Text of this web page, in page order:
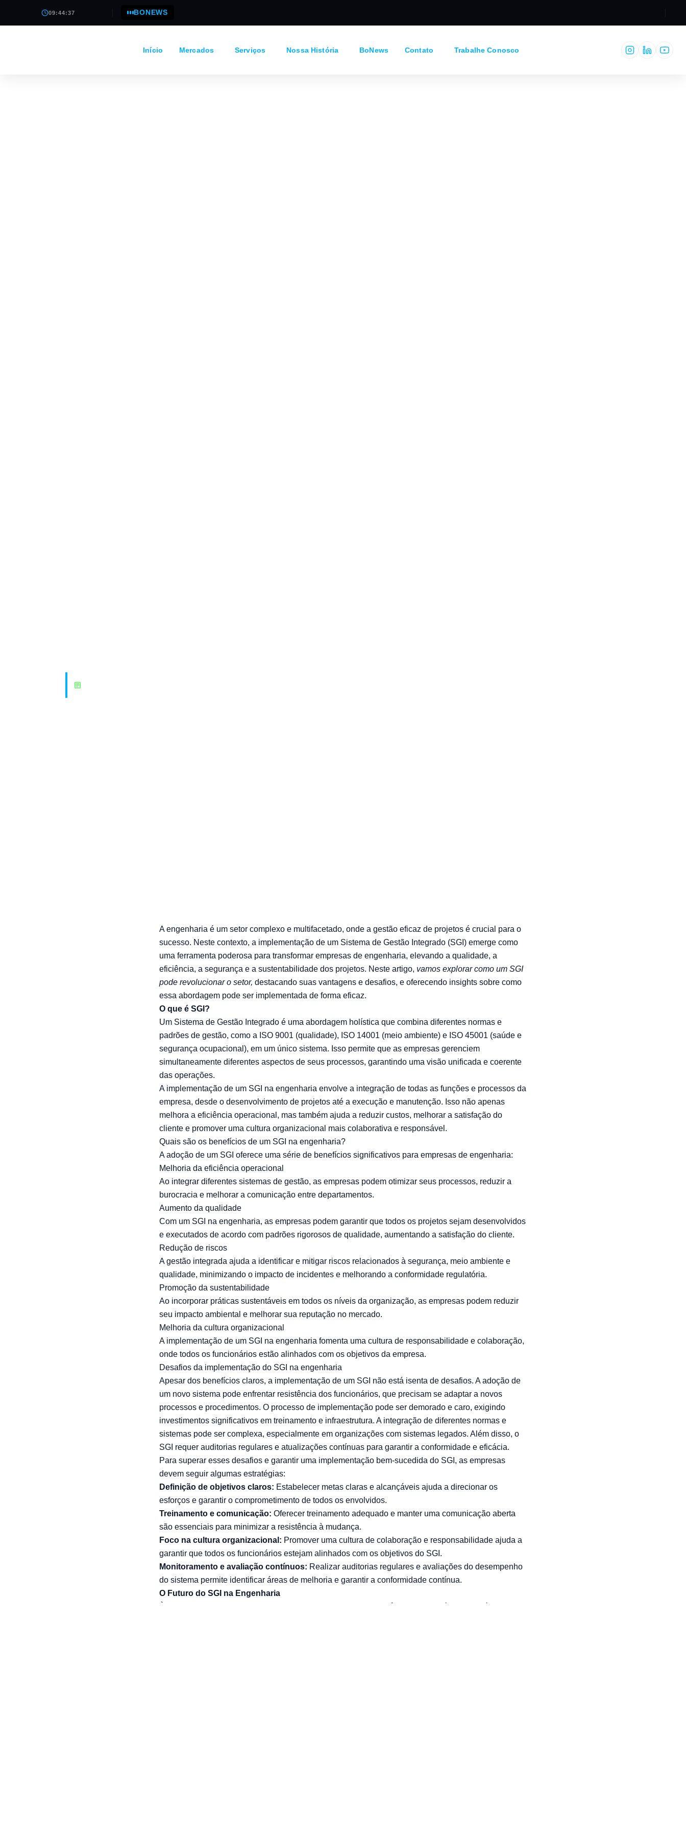
09:44:37 BONEWS
Início Mercados Serviços Nossa História BoNews Contato Trabalhe Conosco
article
A engenharia é um setor complexo e multifacetado, onde a gestão eficaz de projetos é crucial para o
sucesso. Neste contexto, a implementação de um Sistema de Gestão Integrado (SGI) emerge como
uma ferramenta poderosa para transformar empresas de engenharia, elevando a qualidade, a
eficiência, a segurança e a sustentabilidade dos projetos. Neste artigo, vamos explorar como um SGI
pode revolucionar o setor, destacando suas vantagens e desafios, e oferecendo insights sobre como
essa abordagem pode ser implementada de forma eficaz.
O que é SGI?
Um Sistema de Gestão Integrado é uma abordagem holística que combina diferentes normas e
padrões de gestão, como a ISO 9001 (qualidade), ISO 14001 (meio ambiente) e ISO 45001 (saúde e
segurança ocupacional), em um único sistema. Isso permite que as empresas gerenciem
simultaneamente diferentes aspectos de seus processos, garantindo uma visão unificada e coerente
das operações.
A implementação de um SGI na engenharia envolve a integração de todas as funções e processos da
empresa, desde o desenvolvimento de projetos até a execução e manutenção. Isso não apenas
melhora a eficiência operacional, mas também ajuda a reduzir custos, melhorar a satisfação do
cliente e promover uma cultura organizacional mais colaborativa e responsável.
Quais são os benefícios de um SGI na engenharia?
A adoção de um SGI oferece uma série de benefícios significativos para empresas de engenharia:
Melhoria da eficiência operacional
Ao integrar diferentes sistemas de gestão, as empresas podem otimizar seus processos, reduzir a
burocracia e melhorar a comunicação entre departamentos.
Aumento da qualidade
Com um SGI na engenharia, as empresas podem garantir que todos os projetos sejam desenvolvidos
e executados de acordo com padrões rigorosos de qualidade, aumentando a satisfação do cliente.
Redução de riscos
A gestão integrada ajuda a identificar e mitigar riscos relacionados à segurança, meio ambiente e
qualidade, minimizando o impacto de incidentes e melhorando a conformidade regulatória.
Promoção da sustentabilidade
Ao incorporar práticas sustentáveis em todos os níveis da organização, as empresas podem reduzir
seu impacto ambiental e melhorar sua reputação no mercado.
Melhoria da cultura organizacional
A implementação de um SGI na engenharia fomenta uma cultura de responsabilidade e colaboração,
onde todos os funcionários estão alinhados com os objetivos da empresa.
Desafios da implementação do SGI na engenharia
Apesar dos benefícios claros, a implementação de um SGI não está isenta de desafios. A adoção de
um novo sistema pode enfrentar resistência dos funcionários, que precisam se adaptar a novos
processos e procedimentos. O processo de implementação pode ser demorado e caro, exigindo
investimentos significativos em treinamento e infraestrutura. A integração de diferentes normas e
sistemas pode ser complexa, especialmente em organizações com sistemas legados. Além disso, o
SGI requer auditorias regulares e atualizações contínuas para garantir a conformidade e eficácia.
Para superar esses desafios e garantir uma implementação bem-sucedida do SGI, as empresas
devem seguir algumas estratégias:
Definição de objetivos claros: Estabelecer metas claras e alcançáveis ajuda a direcionar os
esforços e garantir o comprometimento de todos os envolvidos.
Treinamento e comunicação: Oferecer treinamento adequado e manter uma comunicação aberta
são essenciais para minimizar a resistência à mudança.
Foco na cultura organizacional: Promover uma cultura de colaboração e responsabilidade ajuda a
garantir que todos os funcionários estejam alinhados com os objetivos do SGI.
Monitoramento e avaliação contínuos: Realizar auditorias regulares e avaliações do desempenho
do sistema permite identificar áreas de melhoria e garantir a conformidade contínua.
O Futuro do SGI na Engenharia